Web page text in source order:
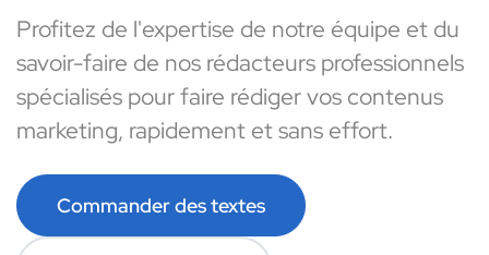
Profitez de l'expertise de notre équipe et du
savoir-faire de nos rédacteurs professionnels
spécialisés pour faire rédiger vos contenus
marketing, rapidement et sans effort.
Commander des textes